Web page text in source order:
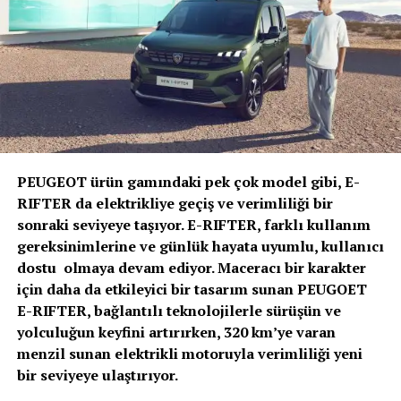
kabin içi boyutları ve konfor özelliklerine sahip olan
Doblò ve Scudo’nun elektrikli versiyonları,
kullanıcılarına bireysel ve ticari ihtiyaçlara uygun
verimli çözümler, iş sürekliliğini ve düşük kullanım
maliyetlerini garanti eden araç sahipliği deneyimi
sunuyor.
FIAT Marka Direktörü Altan Aytaç: “FIAT
Professional olarak, orta ticari araç segmentindeki
varlığımızı, geçtiğimiz yıl pazara yeniden
sunduğumuz Scudo ve Türkiye’de ilk defa tüketiciler
ile buluşturduğumuz Ulysse modelleri ile tazeledik.
Bu yıl haziran ayında Yeni Doblò’yu pazara sunduk.
Şimdi ise Doblò ve Scudo modellerimizin, elektrikli
motorla donatılan versiyonlarını tüketicilerle
buluşturuyoruz. Hafif ticari araç segmentindeki
PEUGEOT ürün gamındaki pek çok model gibi, E-
RIFTER da elektrikliye geçiş ve verimliliği bir
sonraki seviyeye taşıyor. E-RIFTER, farklı kullanım
gereksinimlerine ve günlük hayata uyumlu, kullanıcı
dostu olmaya devam ediyor. Maceracı bir karakter
için daha da etkileyici bir tasarım sunan PEUGOET
E-RIFTER, bağlantılı teknolojilerle sürüşün ve
yolculuğun keyfini artırırken, 320 km’ye varan
menzil sunan elektrikli motoruyla verimliliği yeni
bir seviyeye ulaştırıyor.